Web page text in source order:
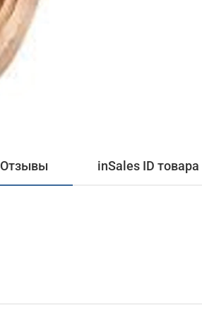
Отзывы inSales ID товара